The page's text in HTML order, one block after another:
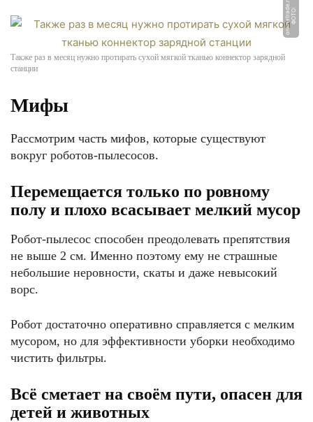
Ф
О
Т
О:
o
nli
n
e
t
r
a
d
e.
r
u
Также раз в месяц нужно протирать сухой мягкой тканью коннектор зарядной
станции
Мифы
Рассмотрим часть мифов, которые существуют
вокруг роботов-пылесосов.
Перемещается только по ровному
полу и плохо всасывает мелкий мусор
Робот-пылесос способен преодолевать препятствия
не выше 2 см. Именно поэтому ему не страшные
небольшие неровности, скаты и даже невысокий
ворс.
Робот достаточно оперативно справляется с мелким
мусором, но для эффективности уборки необходимо
чистить фильтры.
Всё сметает на своём пути, опасен для
детей и животных